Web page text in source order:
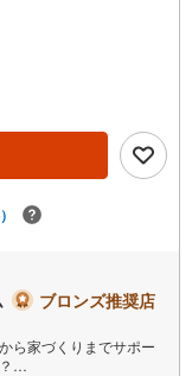
ブロンズ推奨店
ら家づくりまでサポー